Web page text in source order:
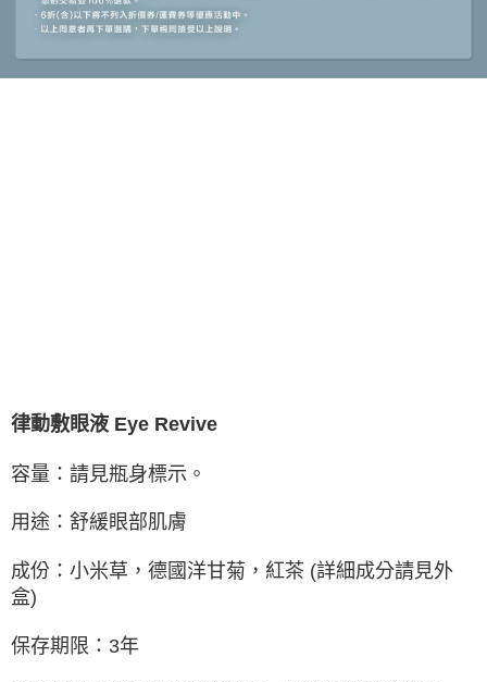
律動敷眼液 Eye Revive
容量：請見瓶身標示。
用途：舒緩眼部肌膚
成份：小米草，德國洋甘菊，紅茶 (詳細成分請見外
盒)
保存期限：3年